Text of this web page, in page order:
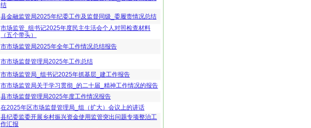
结
县金融监管局2025年纪委工作及监督同级_委履责情况总结
市场监管_组书记2025年度民主生活会个人对照检查材料
（五个带头）
市市场监管局2025年全年工作情况总结报告
市市场监督管理局2025年工作总结
市市场监管局_组书记2025年抓基层_建工作报告
市市场监管局关于学习贯彻_的二十届_精神工作情况的报告
县市场监督管理局2025年度工作情况报告
在2025年区市场监督管理局_组（扩大）会议上的讲话
县纪委监委开展乡村振兴资金使用监管突出问题专项整治工
作汇报